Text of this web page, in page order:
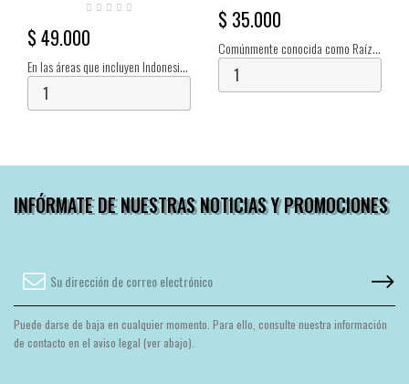
$ 49.000
En las áreas que incluyen Indonesia
y Malasia, la raíz se hierve en agua
y el agua se consume como un
$ 35.000
Comúnmente conocida como Raíz
Africana de Sueño o Raíz de
Pólvora, es una planta psicoactiva
INFÓRMATE DE NUESTRAS NOTICIAS Y PROMOCIONES
Puede darse de baja en cualquier momento. Para ello, consulte nuestra información
de contacto en el aviso legal (ver abajo).